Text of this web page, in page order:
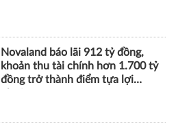
Novaland báo lãi 912 tỷ đồng,
khoản thu tài chính hơn 1.700 tỷ
đồng trở thành điểm tựa lợi